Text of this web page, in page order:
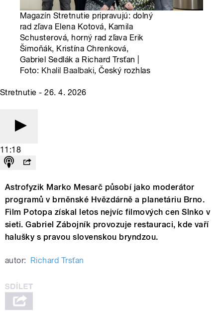
Magazín Stretnutie pripravujú: dolný
rad zľava Elena Kotová, Kamila
Schusterová, horný rad zľava Erik
Šimoňák, Kristína Chrenková,
Gabriel Sedlák a Richard Trsťan |
Foto: Khalil Baalbaki, Český rozhlas
Stretnutie - 26. 4. 2026
11:18
Astrofyzik Marko Mesarč působí jako moderátor
programů v brněnské Hvězdárně a planetáriu Brno.
Film Potopa získal letos nejvíc filmových cen Slnko v
sieti. Gabriel Zábojník provozuje restauraci, kde vaří
halušky s pravou slovenskou bryndzou.
autor: Richard Trsťan